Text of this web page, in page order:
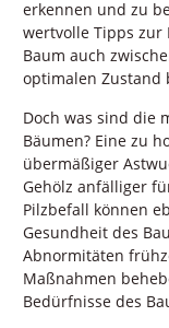
erkennen und zu
wertvolle Tipps zur
Baum auch
optimalen Zustand
Doch was sind die
Bäumen? Eine zu
übermäßiger
Gehölz anfälliger
Pilzbefall können
Gesundheit des
Abnormitäten
Maßnahmen
Bedürfnisse des